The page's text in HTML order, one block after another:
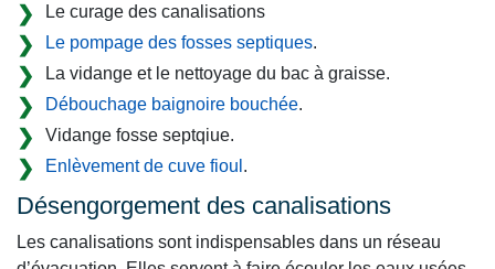
Le curage des canalisations
Le pompage des fosses septiques.
La vidange et le nettoyage du bac à graisse.
Débouchage baignoire bouchée.
Vidange fosse septqiue.
Enlèvement de cuve fioul .
Désengorgement des canalisations
Les canalisations sont indispensables dans un réseau